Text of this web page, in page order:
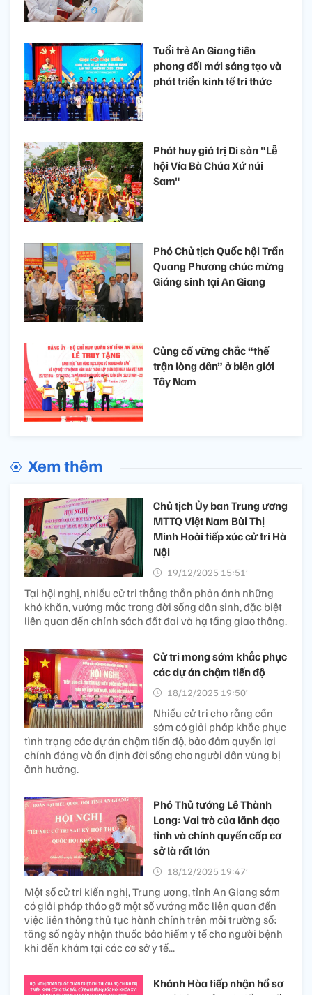
Tuổi trẻ An Giang tiên
phong đổi mới sáng tạo và
phát triển kinh tế tri thức
Phát huy giá trị Di sản "Lễ
hội Vía Bà Chúa Xứ núi
Sam"
Phó Chủ tịch Quốc hội Trần
Quang Phương chúc mừng
Giáng sinh tại An Giang
Củng cố vững chắc “thế
trận lòng dân” ở biên giới
Tây Nam
Xem thêm
Chủ tịch Ủy ban Trung ương
MTTQ Việt Nam Bùi Thị
Minh Hoài tiếp xúc cử tri Hà
Nội
19/12/2025 15:51’
Tại hội nghị, nhiều cử tri thẳng thắn phản ánh những
khó khăn, vướng mắc trong đời sống dân sinh, đặc biệt
liên quan đến chính sách đất đai và hạ tầng giao thông.
Cử tri mong sớm khắc phục
các dự án chậm tiến độ
18/12/2025 19:50’
Nhiều cử tri cho rằng cần
sớm có giải pháp khắc phục
tình trạng các dự án chậm tiến độ, bảo đảm quyền lợi
chính đáng và ổn định đời sống cho người dân vùng bị
ảnh hưởng.
Phó Thủ tướng Lê Thành
Long: Vai trò của lãnh đạo
tỉnh và chính quyền cấp cơ
sở là rất lớn
18/12/2025 19:47’
Một số cử tri kiến nghị, Trung ương, tỉnh An Giang sớm
có giải pháp tháo gỡ một số vướng mắc liên quan đến
việc liên thông thủ tục hành chính trên môi trường số;
tăng số ngày nhận thuốc bảo hiểm y tế cho người bệnh
khi đến khám tại các cơ sở y tế...
Khánh Hòa tiếp nhận hồ sơ